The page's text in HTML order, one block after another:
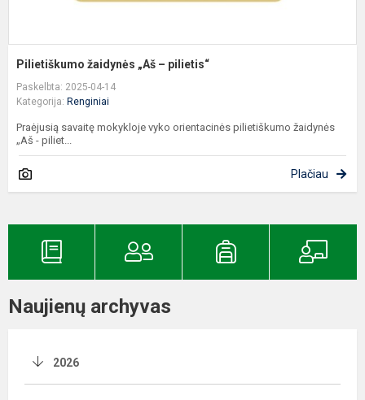
Pilietiškumo žaidynės „Aš – pilietis“
Paskelbta: 2025-04-14
Kategorija: Renginiai
Praėjusią savaitę mokykloje vyko orientacinės pilietiškumo žaidynės
„Aš - piliet...
Plačiau
Naujienų archyvas
2026